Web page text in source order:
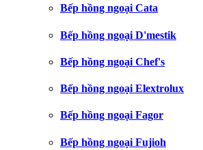
Bếp hồng ngoại Cata
Bếp hồng ngoại D'mestik
Bếp hồng ngoại Chef's
Bếp hồng ngoại Elextrolux
Bếp hồng ngoại Fagor
Bếp hồng ngoại Fujioh